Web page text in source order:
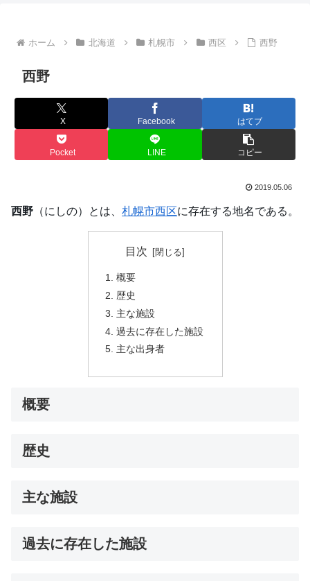
ホーム 北海道 札幌市 西区 西野
西野
X Facebook はてブ
Pocket LINE コピー
2019.05.06
西野 （にしの）とは、 札幌市西区に存在する地名である。
目次
概要
歴史
主な施設
過去に存在した施設
主な出身者
概要
歴史
主な施設
過去に存在した施設